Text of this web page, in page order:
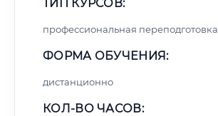
ТИП КУРСОВ:
профессиональная переподготовка
ФОРМА ОБУЧЕНИЯ:
дистанционно
КОЛ-ВО ЧАСОВ: